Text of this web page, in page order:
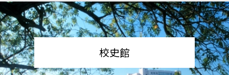
校史館